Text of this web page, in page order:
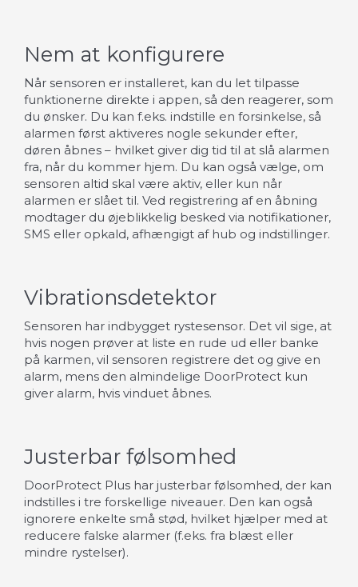
Nem at konfigurere
Når sensoren er installeret, kan du let tilpasse
funktionerne direkte i appen, så den reagerer, som
du ønsker. Du kan f.eks. indstille en forsinkelse, så
alarmen først aktiveres nogle sekunder efter,
døren åbnes – hvilket giver dig tid til at slå alarmen
fra, når du kommer hjem. Du kan også vælge, om
sensoren altid skal være aktiv, eller kun når
alarmen er slået til. Ved registrering af en åbning
modtager du øjeblikkelig besked via notifikationer,
SMS eller opkald, afhængigt af hub og indstillinger.
Vibrationsdetektor
Sensoren har indbygget rystesensor. Det vil sige, at
hvis nogen prøver at liste en rude ud eller banke
på karmen, vil sensoren registrere det og give en
alarm, mens den almindelige DoorProtect kun
giver alarm, hvis vinduet åbnes.
Justerbar følsomhed
DoorProtect Plus har justerbar følsomhed, der kan
indstilles i tre forskellige niveauer. Den kan også
ignorere enkelte små stød, hvilket hjælper med at
reducere falske alarmer (f.eks. fra blæst eller
mindre rystelser).